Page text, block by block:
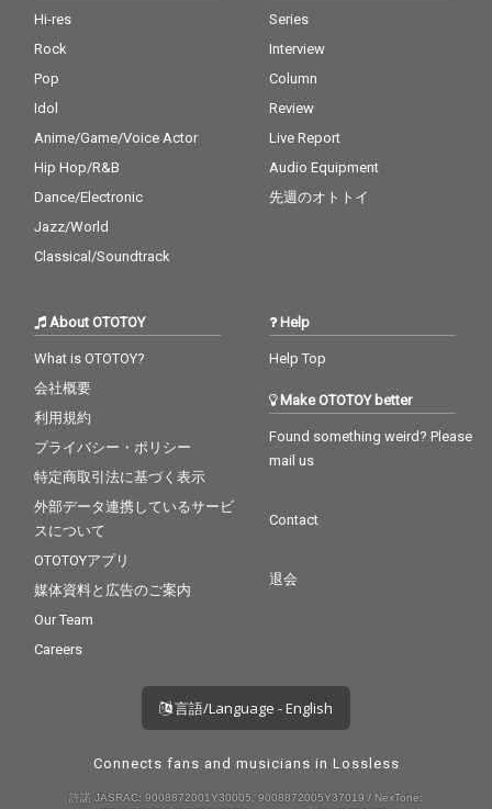
Hi-res
Rock
Pop
Idol
Anime/Game/Voice Actor
Hip Hop/R&B
Dance/Electronic
Jazz/World
Classical/Soundtrack
Series
Interview
Column
Review
Live Report
Audio Equipment
先週のオトトイ
About OTOTOY
What is OTOTOY?
会社概要
利用規約
プライバシー・ポリシー
特定商取引法に基づく表示
外部データ連携しているサービ
スについて
OTOTOYアプリ
媒体資料と広告のご案内
Our Team
Careers
Help
Help Top
Make OTOTOY better
Found something weird? Please
mail us
Contact
退会
言語/Language - English
Connects fans and musicians in Lossless
許諾 JASRAC: 9008872001Y30005, 9008872005Y37019 / NexTone: